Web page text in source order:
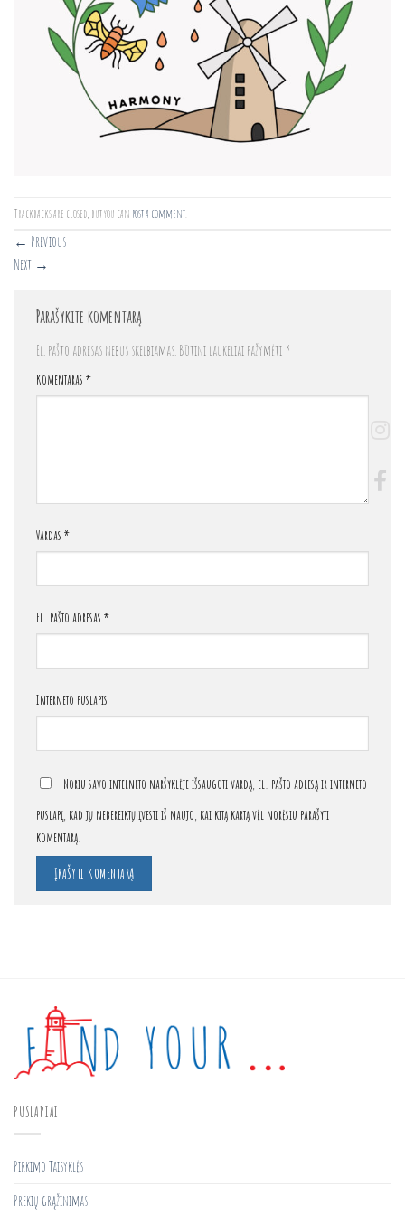
Trackbacks are closed, but you can post a comment
← Previous
Next →
Parašykite komentarą
El. pašto adresas nebus skelbiamas. Būtini laukeliai pažymėti *
Komentaras *
Vardas *
El. pašto adresas *
Interneto puslapis
Noriu savo interneto naršyklėje išsaugoti vardą, el. pašto adresą ir interneto
puslapį, kad jų nebereiktų įvesti iš naujo, kai kitą kartą vėl norėsiu parašyti
komentarą.
PUSLAPIAI
Pirkimo Taisyklės
Prekių grąžinimas